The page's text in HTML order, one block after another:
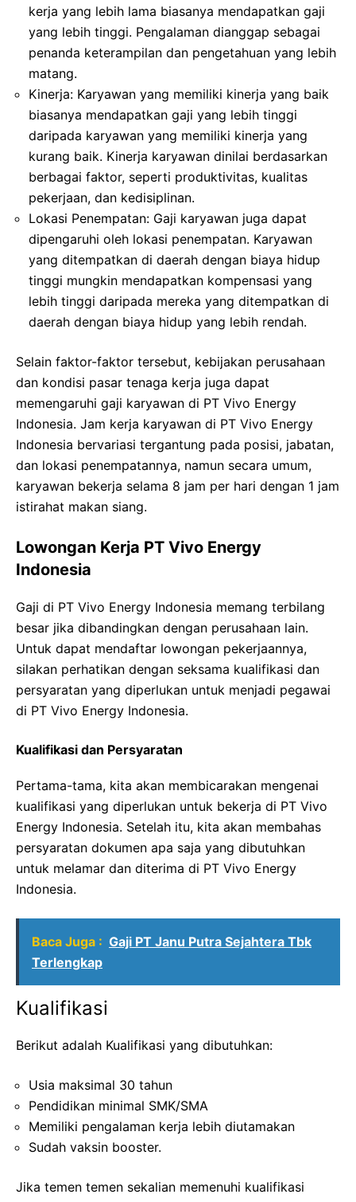
kerja yang lebih lama biasanya mendapatkan gaji
yang lebih tinggi. Pengalaman dianggap sebagai
penanda keterampilan dan pengetahuan yang lebih
matang.
Kinerja: Karyawan yang memiliki kinerja yang baik
biasanya mendapatkan gaji yang lebih tinggi
daripada karyawan yang memiliki kinerja yang
kurang baik. Kinerja karyawan dinilai berdasarkan
berbagai faktor, seperti produktivitas, kualitas
pekerjaan, dan kedisiplinan.
Lokasi Penempatan: Gaji karyawan juga dapat
dipengaruhi oleh lokasi penempatan. Karyawan
yang ditempatkan di daerah dengan biaya hidup
tinggi mungkin mendapatkan kompensasi yang
lebih tinggi daripada mereka yang ditempatkan di
daerah dengan biaya hidup yang lebih rendah.
Selain faktor-faktor tersebut, kebijakan perusahaan
dan kondisi pasar tenaga kerja juga dapat
memengaruhi gaji karyawan di PT Vivo Energy
Indonesia. Jam kerja karyawan di PT Vivo Energy
Indonesia bervariasi tergantung pada posisi, jabatan,
dan lokasi penempatannya, namun secara umum,
karyawan bekerja selama 8 jam per hari dengan 1 jam
istirahat makan siang.
Lowongan Kerja PT Vivo Energy
Indonesia
Gaji di PT Vivo Energy Indonesia memang terbilang
besar jika dibandingkan dengan perusahaan lain.
Untuk dapat mendaftar lowongan pekerjaannya,
silakan perhatikan dengan seksama kualifikasi dan
persyaratan yang diperlukan untuk menjadi pegawai
di PT Vivo Energy Indonesia.
Kualifikasi dan Persyaratan
Pertama-tama, kita akan membicarakan mengenai
kualifikasi yang diperlukan untuk bekerja di PT Vivo
Energy Indonesia. Setelah itu, kita akan membahas
persyaratan dokumen apa saja yang dibutuhkan
untuk melamar dan diterima di PT Vivo Energy
Indonesia.
Baca Juga : Gaji PT Janu Putra Sejahtera Tbk
Terlengkap
Kualifikasi
Berikut adalah Kualifikasi yang dibutuhkan:
Usia maksimal 30 tahun
Pendidikan minimal SMK/SMA
Memiliki pengalaman kerja lebih diutamakan
Sudah vaksin booster.
Jika temen temen sekalian memenuhi kualifikasi